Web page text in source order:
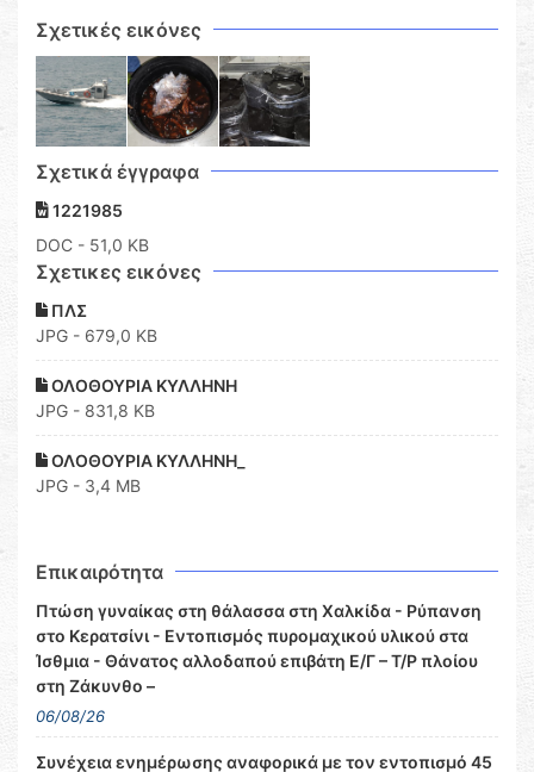
Σχετικές εικόνες
Σχετικά έγγραφα
1221985
DOC - 51,0 KB
Σχετικες εικόνες
ΠΛΣ
JPG - 679,0 KB
ΟΛΟΘΟΥΡΙΑ ΚΥΛΛΗΝΗ
JPG - 831,8 KB
ΟΛΟΘΟΥΡΙΑ ΚΥΛΛΗΝΗ_
JPG - 3,4 MB
Επικαιρότητα
Πτώση γυναίκας στη θάλασσα στη Χαλκίδα - Ρύπανση
στο Κερατσίνι - Εντοπισμός πυρομαχικού υλικού στα
Ίσθμια - Θάνατος αλλοδαπού επιβάτη Ε/Γ – Τ/Ρ πλοίου
στη Ζάκυνθο –
06/08/26
Συνέχεια ενημέρωσης αναφορικά με τον εντοπισμό 45